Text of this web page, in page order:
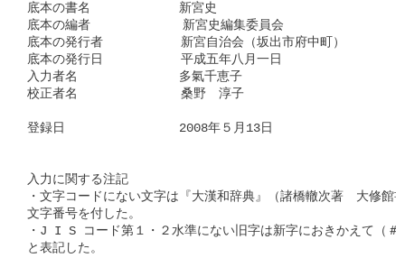
底本の書名　　　　　　　新宮史
底本の編者  　　　  　　新宮史編集委員会
底本の発行者　　　  　　新宮自治会（坂出市府中町）
底本の発行日　　　　　  平成五年八月一日
入力者名　　　　　　　　多氣千恵子
校正者名 　　　　　　　 桑野　淳子
登録日　　　　　　　　　2008年５月13日
入力に関する注記
・文字コードにない文字は『大漢和辞典』（諸橋轍次著　大修館
文字番号を付した。
・J I S コード第１・２水準にない旧字は新字におきかえて（＃
と表記した。